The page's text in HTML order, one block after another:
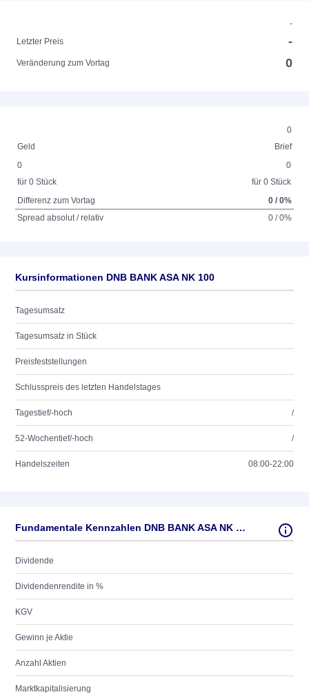
-
Letzter Preis
-
Veränderung zum Vortag 0
0
Geld
Brief
0
für 0 Stück
0
für 0 Stück
Differenz zum Vortag
0 / 0%
Spread absolut / relativ
0 / 0%
Kursinformationen DNB BANK ASA NK 100
Tagesumsatz
Tagesumsatz in Stück
Preisfeststellungen
Schlusspreis des letzten Handelstages
Tagestief/-hoch /
52-Wochentief/-hoch /
Handelszeiten 08:00-22:00
Fundamentale Kennzahlen DNB BANK ASA NK 100
Dividende
Dividendenrendite in %
KGV
Gewinn je Aktie
Anzahl Aktien
Marktkapitalisierung